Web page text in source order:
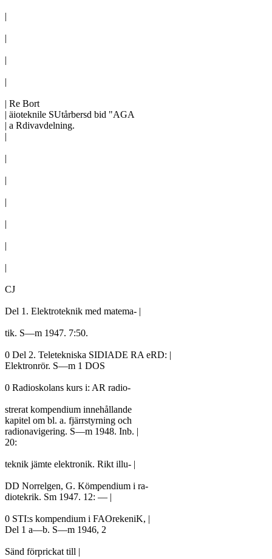
|
|
|
|
| Re Bort
| äioteknile SUtårbersd bid "AGA
| a Rdivavdelning.
|
|
|
|
|
|
|
CJ
Del 1. Elektroteknik med matema- |
tik. S—m 1947. 7:50.
0 Del 2. Teletekniska SIDIADE RA eRD: |
Elektronrör. S—m 1 DOS
0 Radioskolans kurs i: AR radio-
strerat kompendium innehållande
kapitel om bl. a. fjärrstyrning och
radionavigering. S—m 1948. Inb. |
20:
teknik jämte elektronik. Rikt illu- |
DD Norrelgen, G. Kömpendium i ra-
diotekrik. Sm 1947. 12: — |
0 STI:s kompendium i FAOrekeniK, |
Del 1 a—b. S—m 1946, 2
Sänd förprickat till |